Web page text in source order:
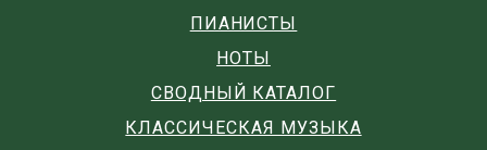
ПИАНИСТЫ
НОТЫ
СВОДНЫЙ КАТАЛОГ
КЛАССИЧЕСКАЯ МУЗЫКА